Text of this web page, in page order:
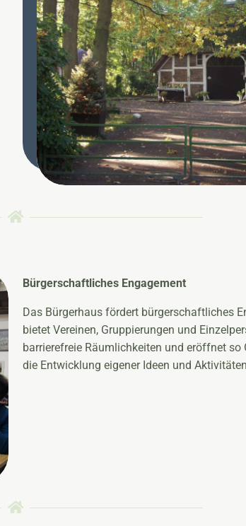
Bürgerschaftliches Engagement
Das Bürgerhaus fördert bürgerschaftliches
bietet Vereinen, Gruppierungen und
barrierefreie Räumlichkeiten und eröffnet
die Entwicklung eigener Ideen und